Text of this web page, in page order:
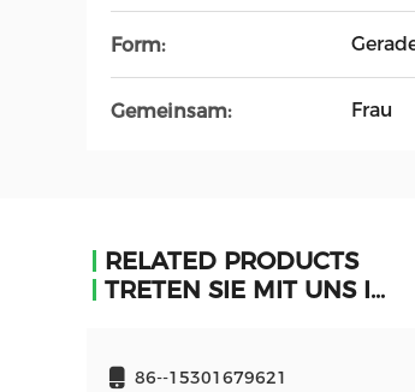
Form:
Gemeinsam: Frau
RELATED PRODUCTS
TRETEN SIE MIT UNS IN VERBINDUNG
86--15301679621